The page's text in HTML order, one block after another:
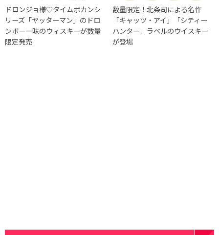
ドロンジョ様♡タイムボカンシ
リーズ「ヤッターマン」のドロ
ンボー一味のウィスキーが数量
限定発売
数量限定！北条司による名作
「キャッツ・アイ」「シティー
ハンター」ラベルのウイスキー
が登場